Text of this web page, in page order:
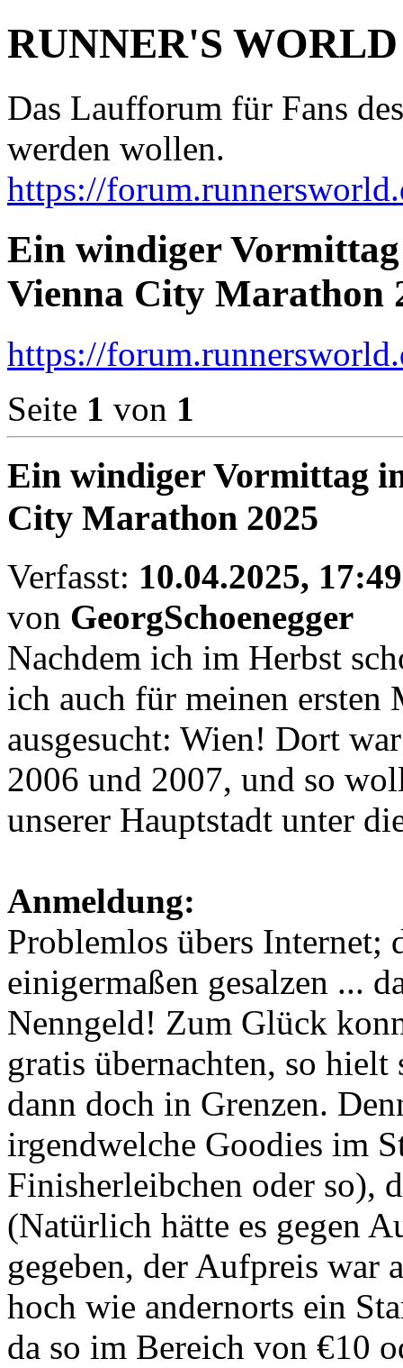
RUNNER'S WORLD
Das Laufforum für Fans
werden wollen.
https://
Ein windiger
Vienna City Marathon
https://
Seite 1 von 1
Ein windiger Vormittag
City Marathon 2025
Verfasst: 10.04.2025, 17:49
von GeorgSchoenegger
Nachdem ich im Herbst
ich auch für meinen ersten
ausgesucht: Wien! Dort
2006 und 2007, und so
unserer Hauptstadt unter
Anmeldung:
Problemlos übers Internet;
einigermaßen gesalzen ...
Nenngeld! Zum Glück
gratis übernachten, so
dann doch in Grenzen.
irgendwelche Goodies im
Finisherleibchen oder so),
(Natürlich hätte es gegen
gegeben, der Aufpreis war
hoch wie andernorts ein
da so im Bereich von €10